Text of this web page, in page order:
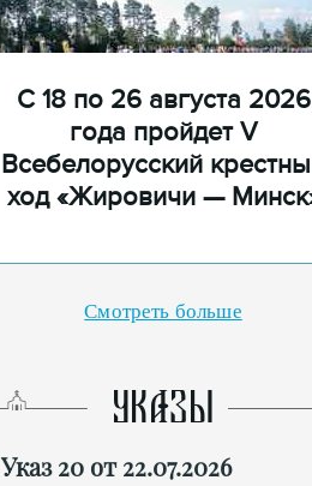
С 18 по 26 августа 2026
года пройдет V
Всебелорусский
ход «Жировичи —
Смотреть больше
УКАЗЫ
Указ 20 от 22.07.2026